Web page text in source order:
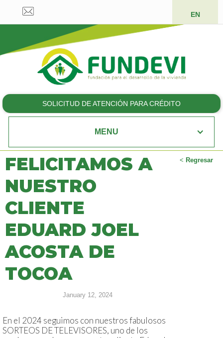
EN
SOLICITUD DE ATENCIÓN PARA CRÉDITO
MENU
< Regresar
FELICITAMOS A
NUESTRO
CLIENTE
EDUARD JOEL
ACOSTA DE
TOCOA
January 12, 2024
En el 2024 seguimos con nuestros fabulosos
SORTEOS DE TELEVISORES, uno de los